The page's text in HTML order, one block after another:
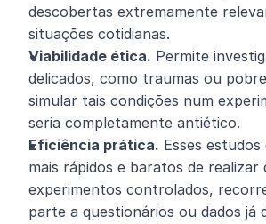
descobertas extremamente
situações cotidianas.
Viabilidade ética. Permite
delicados, como traumas ou
simular tais condições num
seria completamente antiético.
Eficiência prática. Esses
mais rápidos e baratos de realizar
experimentos controlados,
parte a questionários ou dados já